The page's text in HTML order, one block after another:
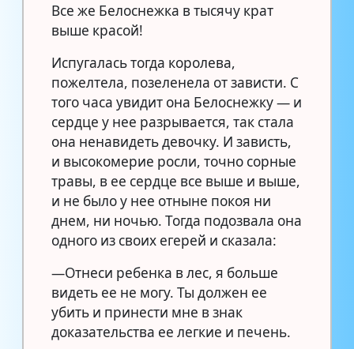
Все же Белоснежка в тысячу крат
выше красой!
Испугалась тогда королева,
пожелтела, позеленела от зависти. С
того часа увидит она Белоснежку — и
сердце у нее разрывается, так стала
она ненавидеть девочку. И зависть,
и высокомерие росли, точно сорные
травы, в ее сердце все выше и выше,
и не было у нее отныне покоя ни
днем, ни ночью. Тогда подозвала она
одного из своих егерей и сказала:
—Отнеси ребенка в лес, я больше
видеть ее не могу. Ты должен ее
убить и принести мне в знак
доказательства ее легкие и печень.